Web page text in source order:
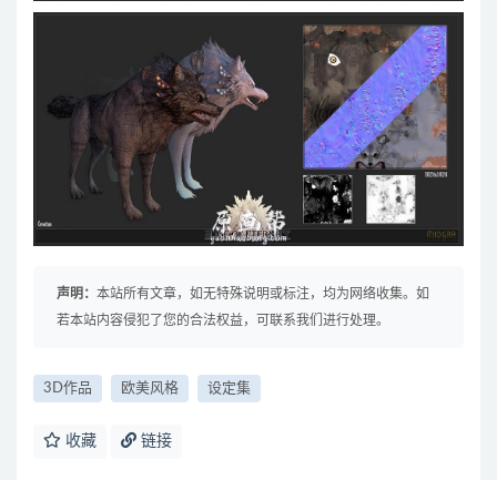
声明： 本站所有文章，如无特殊说明或标注，均为网络收集。如
若本站内容侵犯了您的合法权益，可联系我们进行处理。
3D作品 欧美风格 设定集
收藏 链接